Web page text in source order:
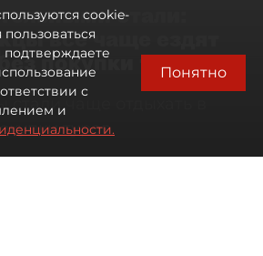
стали:
всё чаще ездят
покупки туров
чаще отдыхать в
туров
cookie-
с
и
Понятно